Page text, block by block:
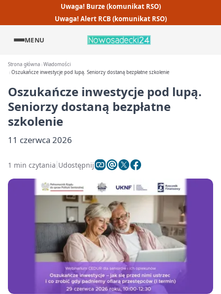
Uwaga! Burze (komunikat RSO)
Uwaga! Alert RCB (komunikat RSO)
MENU
Strona główna Wiadomości
Oszukańcze inwestycje pod lupą. Seniorzy dostaną bezpłatne szkolenie
Oszukańcze inwestycje pod lupą.
Seniorzy dostaną bezpłatne
szkolenie
11 czerwca 2026
1 min czytania Udostępnij